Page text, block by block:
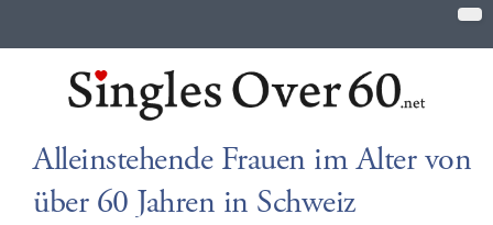
Alleinstehende Frauen im Alter von
über 60 Jahren in Schweiz